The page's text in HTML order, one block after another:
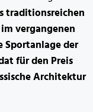
traditionsreichen
vergangenen
Sportanlage der
für den Preis
Architektur